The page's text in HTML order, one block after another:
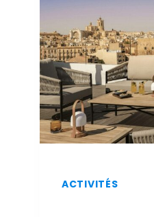
ACTIVITÉS